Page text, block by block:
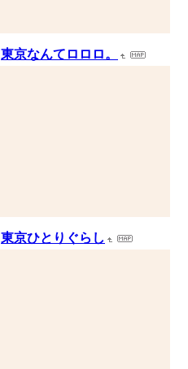
東京なんてロロロ。
東京ひとりぐらし